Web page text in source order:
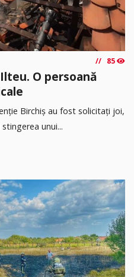
85
O persoană
Birchiș au fost solicitați joi,
unui...